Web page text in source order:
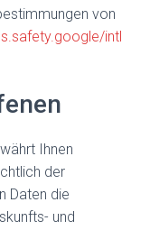
von
/intl
Ihnen
der
Daten die
und